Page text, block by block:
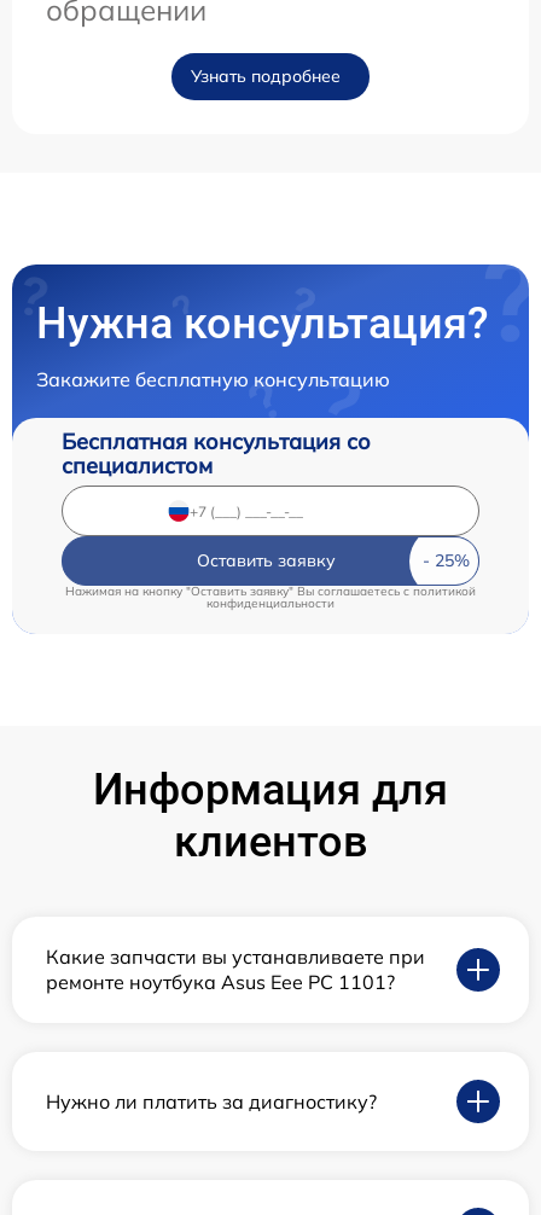
обращении
Узнать подробнее
Нужна консультация?
Закажите бесплатную консультацию
Бесплатная консультация со
специалистом
Оставить заявку
Нажимая на кнопку "Оставить заявку" Вы соглашаетесь c политикой
конфиденциальности
Информация для
клиентов
Какие запчасти вы устанавливаете при
ремонте ноутбука Asus Eee PC 1101?
Нужно ли платить за диагностику?